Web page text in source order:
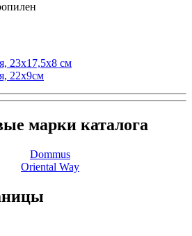
23х17,5х8 см
22х9см
марки каталога
Dommus
Oriental Way